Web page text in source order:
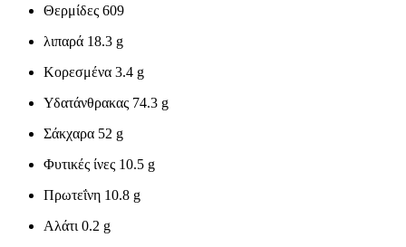
Θερμίδες 609
λιπαρά 18.3 g
Κορεσμένα 3.4 g
Υδατάνθρακας 74.3 g
Σάκχαρα 52 g
Φυτικές ίνες 10.5 g
Πρωτεΐνη 10.8 g
Αλάτι 0.2 g